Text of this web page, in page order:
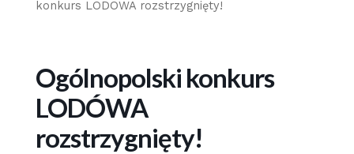
konkurs LODÓWA rozstrzygnięty!
Ogólnopolski konkurs
LODÓWA
rozstrzygnięty!